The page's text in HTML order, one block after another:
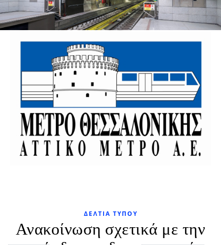
ΔΕΛΤΊΑ ΤΎΠΟΥ
Ανακοίνωση σχετικά με την